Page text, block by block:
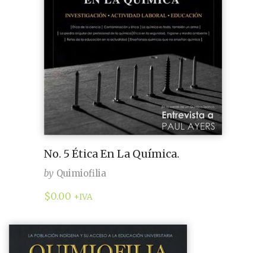
No. 5 Ética En La Química.
by Quimiofilia
$0.00 +IVA